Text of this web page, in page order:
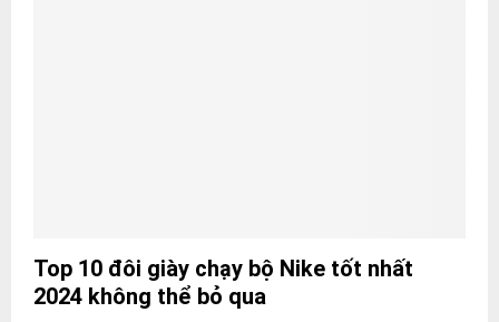
Top 10 đôi giày chạy bộ Nike tốt nhất
2024 không thể bỏ qua